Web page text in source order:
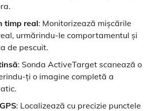
timp real: Monitorizează mișcările
urmărindu-le comportamentul și
de pescuit.
: Sonda ActiveTarget scanează o
ți o imagine completă a
: Localizează cu precizie punctele